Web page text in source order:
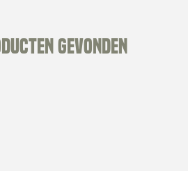
gevonden